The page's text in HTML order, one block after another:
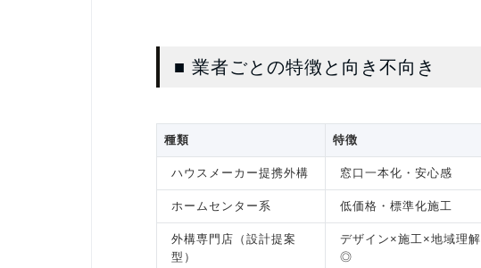
■ 業者ごとの特徴と向き不向き
種類 特徴
ハウスメーカー提携外構 窓口一本化・安心感
ホームセンター系 低価格・標準化施工
外構専門店（設計提案
型）
デザイン×施工×地域理解
◎